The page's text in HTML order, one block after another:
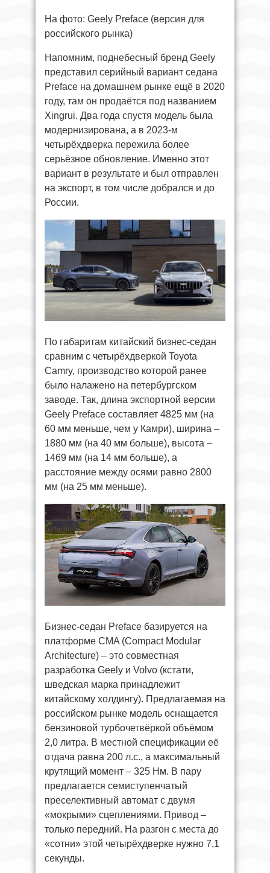
На фото: Geely Preface (версия для
российского рынка)
Напомним, поднебесный бренд Geely
представил серийный вариант седана
Preface на домашнем рынке ещё в 2020
году, там он продаётся под названием
Xingrui. Два года спустя модель была
модернизирована, а в 2023-м
четырёхдверка пережила более
серьёзное обновление. Именно этот
вариант в результате и был отправлен
на экспорт, в том числе добрался и до
России.
По габаритам китайский бизнес-седан
сравним с четырёхдверкой Toyota
Camry, производство которой ранее
было налажено на петербургском
заводе. Так, длина экспортной версии
Geely Preface составляет 4825 мм (на
60 мм меньше, чем у Камри), ширина –
1880 мм (на 40 мм больше), высота –
1469 мм (на 14 мм больше), а
расстояние между осями равно 2800
мм (на 25 мм меньше).
Бизнес-седан Preface базируется на
платформе CMA (Compact Modular
Architecture) – это совместная
разработка Geely и Volvo (кстати,
шведская марка принадлежит
китайскому холдингу). Предлагаемая на
российском рынке модель оснащается
бензиновой турбочетвёркой объёмом
2,0 литра. В местной спецификации её
отдача равна 200 л.с., а максимальный
крутящий момент – 325 Нм. В пару
предлагается семиступенчатый
преселективный автомат с двумя
«мокрыми» сцеплениями. Привод –
только передний. На разгон с места до
«сотни» этой четырёхдверке нужно 7,1
секунды.